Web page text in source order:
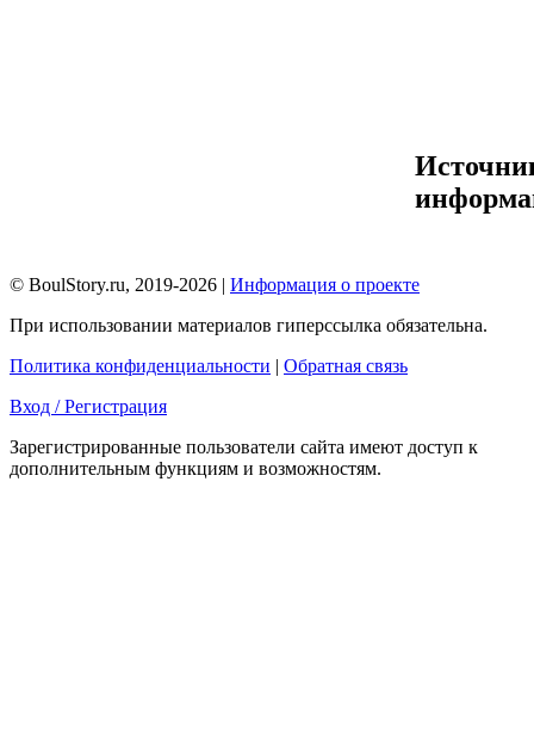
© BoulStory.ru, 2019-2026 | Информация о проекте
При использовании материалов гиперссылка обязательна.
Политика конфиденциальности | Обратная связь
Вход / Регистрация
Зарегистрированные пользователи сайта имеют доступ к
дополнительным функциям и возможностям.